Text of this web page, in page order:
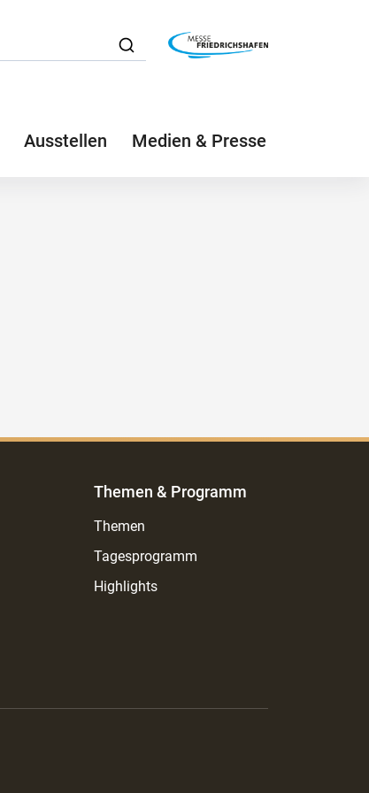
Ausstellen Medien & Presse
Themen & Programm
Themen
Tagesprogramm
Highlights